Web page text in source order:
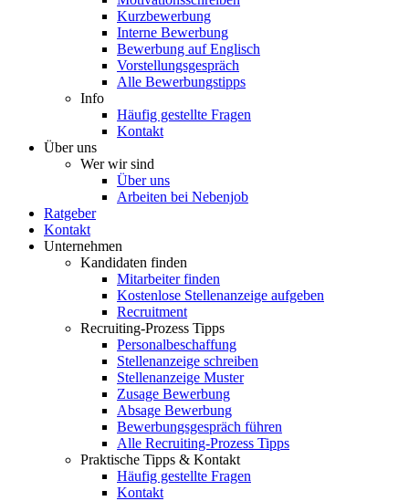
Kurzbewerbung
Interne Bewerbung
Bewerbung auf Englisch
Vorstellungsgespräch
Alle Bewerbungstipps
Info
Häufig gestellte Fragen
Kontakt
Über uns
Wer wir sind
Über uns
Arbeiten bei Nebenjob
Ratgeber
Kontakt
Unternehmen
Kandidaten finden
Mitarbeiter finden
Kostenlose Stellenanzeige aufgeben
Recruitment
Recruiting-Prozess Tipps
Personalbeschaffung
Stellenanzeige schreiben
Stellenanzeige Muster
Zusage Bewerbung
Absage Bewerbung
Bewerbungsgespräch führen
Alle Recruiting-Prozess Tipps
Praktische Tipps & Kontakt
Häufig gestellte Fragen
Kontakt